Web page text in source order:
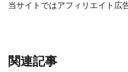
当サイトではアフィリエイト広
関連記事